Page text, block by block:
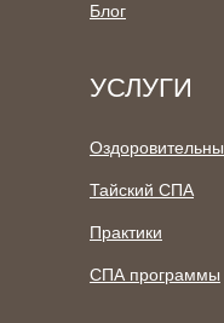
УСЛУГИ
СПА программы
Блог
Практики
Тайский СПА